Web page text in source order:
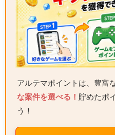
アルテマポイントは、豊富
な案件を選べる！ 貯めたポ
う！